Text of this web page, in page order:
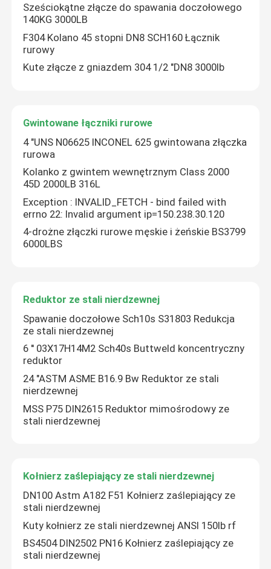
Dom
O nas
Wycieczka po fabryce
Company News
Kolanko ze stali nierdzewnej
trójnik ze stali nierdzewnej
Sześciokątne złącze do spawania doczołowego
140KG 3000LB
F304 Kolano 45 stopni DN8 SCH160 Łącznik
rurowy
Kute złącze z gniazdem 304 1/2 "DN8 3000lb
Gwintowane łączniki rurowe
4 "UNS N06625 INCONEL 625 gwintowana złączka
rurowa
Kolanko z gwintem wewnętrznym Class 2000
45D 2000LB 316L
Exception : INVALID_FETCH - bind failed with
errno 22: Invalid argument ip=150.238.30.120
4-drożne złączki rurowe męskie i żeńskie BS3799
6000LBS
Reduktor ze stali nierdzewnej
Spawanie doczołowe Sch10s S31803 Redukcja
ze stali nierdzewnej
6 '' 03X17H14M2 Sch40s Buttweld koncentryczny
reduktor
24 "ASTM ASME B16.9 Bw Reduktor ze stali
nierdzewnej
MSS P75 DIN2615 Reduktor mimośrodowy ze
stali nierdzewnej
Kołnierz zaślepiający ze stali nierdzewnej
DN100 Astm A182 F51 Kołnierz zaślepiający ze
stali nierdzewnej
Kuty kołnierz ze stali nierdzewnej ANSI 150lb rf
BS4504 DIN2502 PN16 Kołnierz zaślepiający ze
stali nierdzewnej